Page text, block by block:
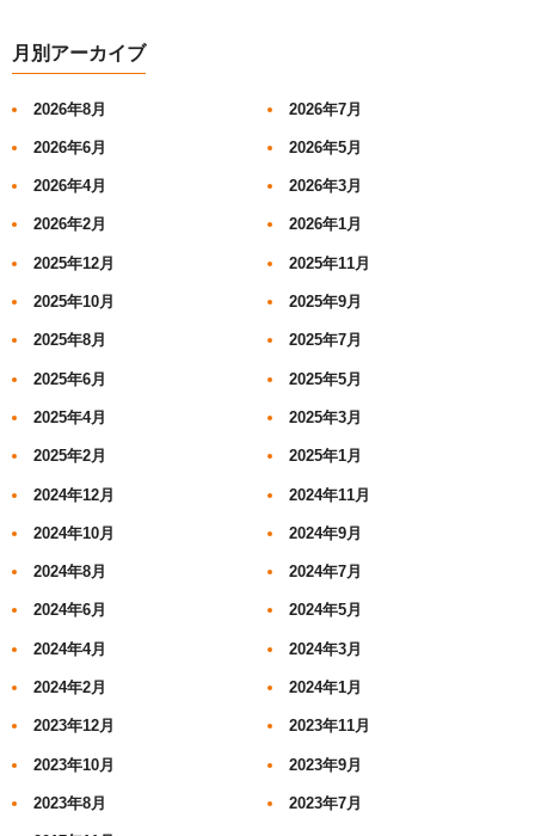
月別アーカイブ
2026年8月 2026年7月
2026年6月 2026年5月
2026年4月 2026年3月
2026年2月 2026年1月
2025年12月 2025年11月
2025年10月 2025年9月
2025年8月 2025年7月
2025年6月 2025年5月
2025年4月 2025年3月
2025年2月 2025年1月
2024年12月 2024年11月
2024年10月 2024年9月
2024年8月 2024年7月
2024年6月 2024年5月
2024年4月 2024年3月
2024年2月 2024年1月
2023年12月 2023年11月
2023年10月 2023年9月
2023年8月 2023年7月